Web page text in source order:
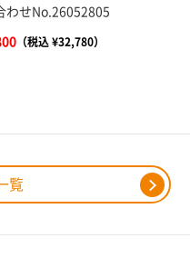
覧
わせNo.26052805
（税込 ¥32,780）